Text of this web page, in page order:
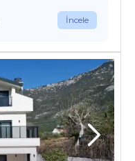
İncele